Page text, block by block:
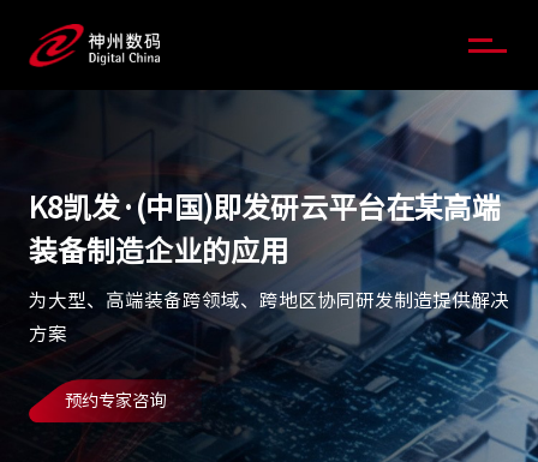
K8凯发·(中国)即发研云平台在某高端
装备制造企业的应用
为大型、高端装备跨领域、跨地区协同研发制造提供解决
方案
预约专家咨询